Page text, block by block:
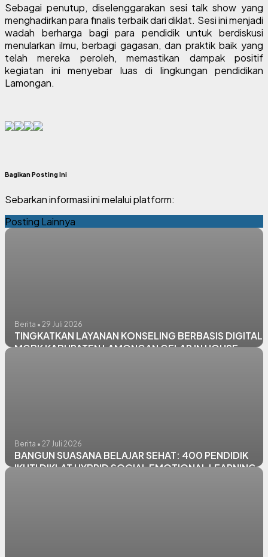
Sebagai penutup, diselenggarakan sesi talk show yang
menghadirkan para finalis terbaik dari diklat. Sesi ini menjadi
wadah berharga bagi para pendidik untuk berdiskusi
menularkan ilmu, berbagi gagasan, dan praktik baik yang
telah mereka peroleh, memastikan dampak positif
kegiatan ini menyebar luas di lingkungan pendidikan
Lamongan.
Bagikan Posting Ini
Sebarkan informasi ini melalui platform:
Posting Lainnya
Berita • 29 Juli 2026
TINGKATKAN LAYANAN KONSELING BERBASIS DIGITAL:
MGBK KABUPATEN LAMONGAN GELAR IN HOUSE
Berita • 27 Juli 2026
BANGUN SUASANA BELAJAR SEHAT: 400 PENDIDIK
IKUTI DIKLAT HYBRID SOCIAL EMOTIONAL LEARNING